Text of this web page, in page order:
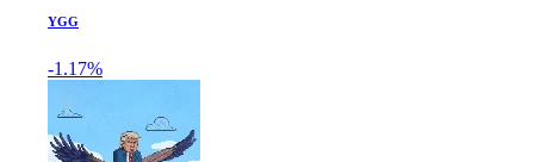
YGG
-1.17%